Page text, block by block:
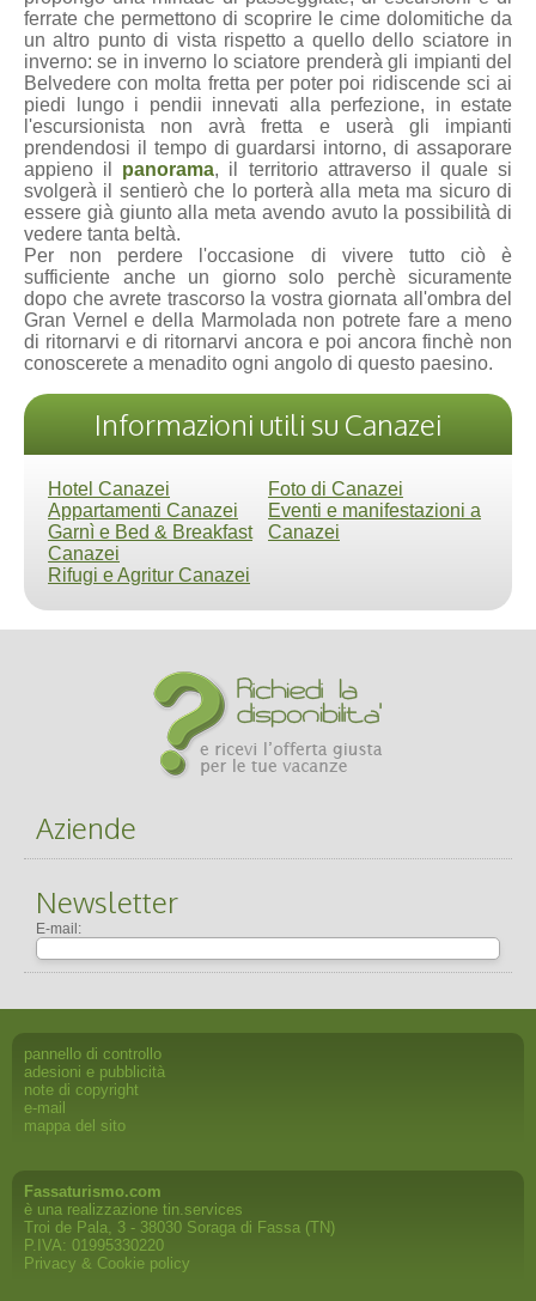
ferrate che permettono di scoprire le cime dolomitiche da
un altro punto di vista rispetto a quello dello sciatore in
inverno: se in inverno lo sciatore prenderà gli impianti del
Belvedere con molta fretta per poter poi ridiscende sci ai
piedi lungo i pendii innevati alla perfezione, in estate
l'escursionista non avrà fretta e userà gli impianti
prendendosi il tempo di guardarsi intorno, di assaporare
appieno il panorama, il territorio attraverso il quale si
svolgerà il sentierò che lo porterà alla meta ma sicuro di
essere già giunto alla meta avendo avuto la possibilità di
vedere tanta beltà.
Per non perdere l'occasione di vivere tutto ciò è
sufficiente anche un giorno solo perchè sicuramente
dopo che avrete trascorso la vostra giornata all'ombra del
Gran Vernel e della Marmolada non potrete fare a meno
di ritornarvi e di ritornarvi ancora e poi ancora finchè non
conoscerete a menadito ogni angolo di questo paesino.
Informazioni utili su Canazei
Hotel Canazei
Appartamenti Canazei
Garnì e Bed & Breakfast
Canazei
Rifugi e Agritur Canazei
Foto di Canazei
Eventi e manifestazioni a
Canazei
Aziende
Newsletter
E-mail:
pannello di controllo
adesioni e pubblicità
note di copyright
e-mail
mappa del sito
Fassaturismo.com
è una realizzazione tin.services
Troi de Pala, 3 - 38030 Soraga di Fassa (TN)
P.IVA: 01995330220
Privacy & Cookie policy